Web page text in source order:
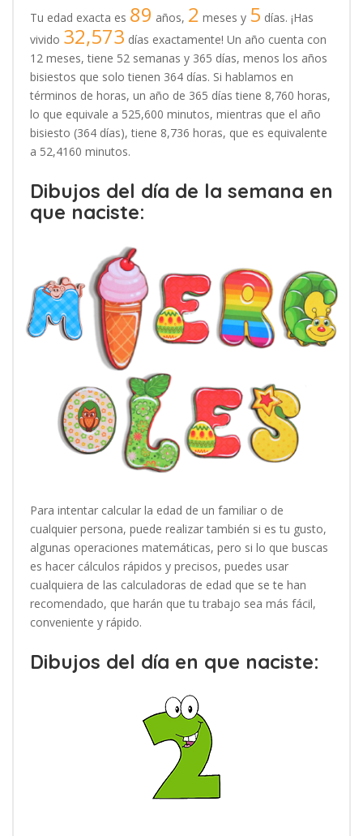
Tu edad exacta es 89 años, 2 meses y 5 días. ¡Has
vivido 32,573 días exactamente! Un año cuenta con
12 meses, tiene 52 semanas y 365 días, menos los años
bisiestos que solo tienen 364 días. Si hablamos en
términos de horas, un año de 365 días tiene 8,760 horas,
lo que equivale a 525,600 minutos, mientras que el año
bisiesto (364 días), tiene 8,736 horas, que es equivalente
a 52,4160 minutos.
Dibujos del día de la semana en
que naciste:
Para intentar calcular la edad de un familiar o de
cualquier persona, puede realizar también si es tu gusto,
algunas operaciones matemáticas, pero si lo que buscas
es hacer cálculos rápidos y precisos, puedes usar
cualquiera de las calculadoras de edad que se te han
recomendado, que harán que tu trabajo sea más fácil,
conveniente y rápido.
Dibujos del día en que naciste: